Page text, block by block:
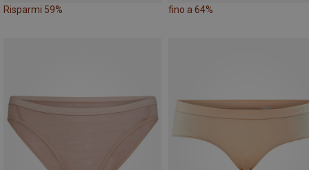
Risparmi 59% fino a 64%